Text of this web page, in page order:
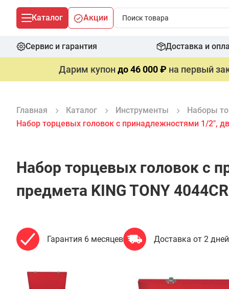
Каталог Акции
Сервис и гарантия Доставка и
Дарим купондо 46 000 ₽ на первый
Главная Каталог Инструменты
Наборы
Набор торцевых головок с принадлежностями 1/2",
Набор торцевых головок с
предмета KING TONY 4044CR
Гарантия 6 месяцев Доставка от 2 дней